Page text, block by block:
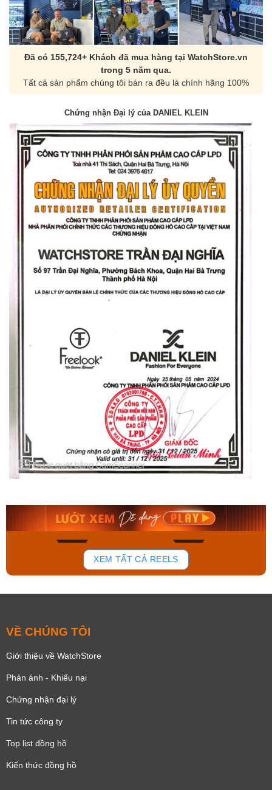
Đã có 155,724+ Khách đã mua hàng tại WatchStore.vn
trong 5 năm qua.
Tất cả sản phẩm chúng tôi bán ra đều là chính hãng 100%
Chứng nhận Đại lý của DANIEL KLEIN
146
Orient Nam RA-
Mua ngay
Casio Nam MTS-
Mua ngay
XEM TẤT CẢ REELS
VỀ CHÚNG TÔI
Giới thiệu về WatchStore
Phản ánh - Khiếu nại
Chứng nhận đại lý
Tin tức công ty
Top list đồng hồ
Kiến thức đồng hồ